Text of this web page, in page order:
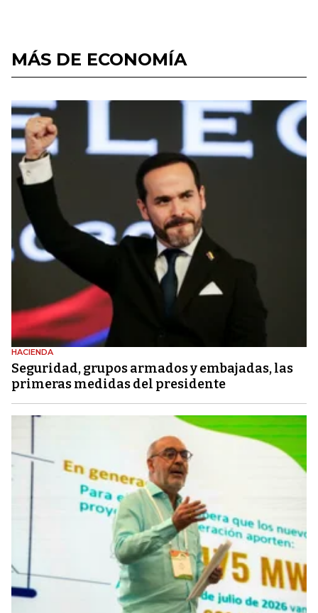
MÁS DE ECONOMÍA
HACIENDA
Seguridad, grupos armados y embajadas, las
primeras medidas del presidente